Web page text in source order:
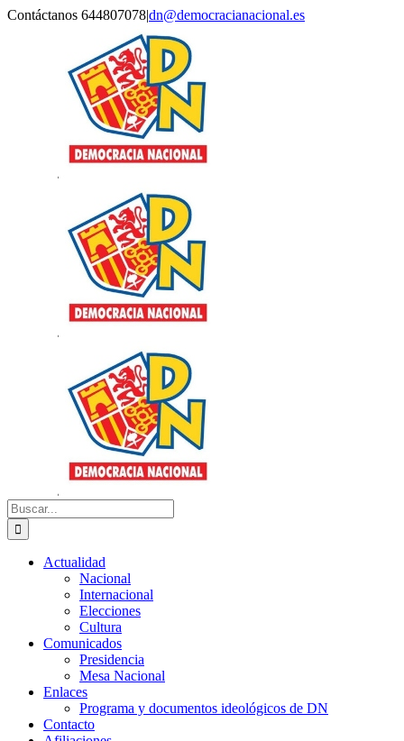
Saltar
Contáctanos 644807078|dn@democracianacional.es
Buscar:
Actualidad
Nacional
Internacional
Elecciones
Cultura
Comunicados
Presidencia
Mesa Nacional
Enlaces
Programa y documentos ideológicos de DN
Contacto